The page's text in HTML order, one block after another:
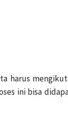
harus
ini bisa